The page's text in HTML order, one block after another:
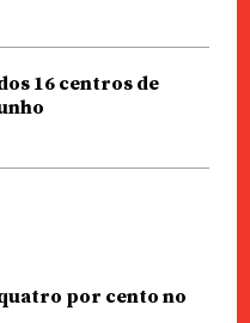
16 centros de
por cento no